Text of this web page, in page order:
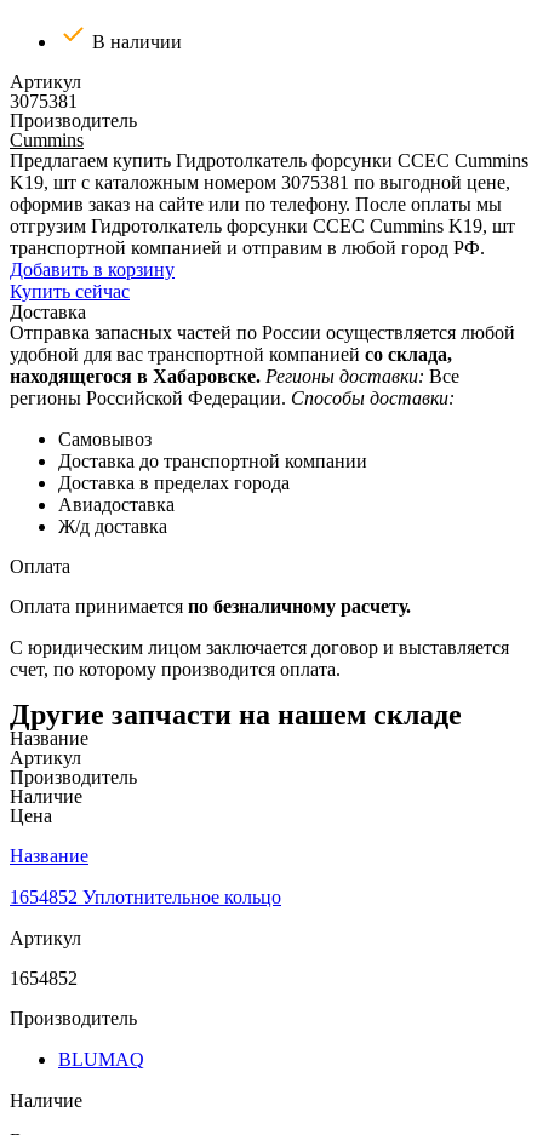
В наличии
Артикул
3075381
Производитель
Cummins
Предлагаем купить Гидротолкатель форсунки CCEC Cummins
K19, шт с каталожным номером 3075381 по выгодной цене,
оформив заказ на сайте или по телефону. После оплаты мы
отгрузим Гидротолкатель форсунки CCEC Cummins K19, шт
транспортной компанией и отправим в любой город РФ.
Добавить в корзину
Купить сейчас
Доставка
Отправка запасных частей по России осуществляется любой
удобной для вас транспортной компанией со склада,
находящегося в Хабаровске. Регионы доставки: Все
регионы Российской Федерации. Способы доставки:
Самовывоз
Доставка до транспортной компании
Доставка в пределах города
Авиадоставка
Ж/д доставка
Оплата
Оплата принимается по безналичному расчету.
С юридическим лицом заключается договор и выставляется
счет, по которому производится оплата.
Другие запчасти на нашем складе
Название
Артикул
Производитель
Наличие
Цена
Название
1654852 Уплотнительное кольцо
Артикул
1654852
Производитель
BLUMAQ
Наличие